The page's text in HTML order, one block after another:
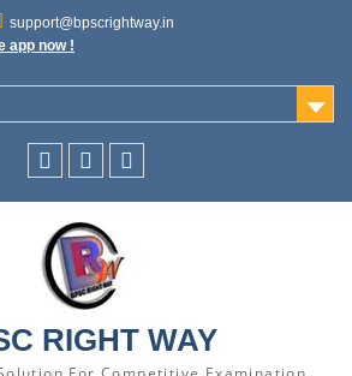
support@bpscrightway.in
app now !
RIGHT WAY